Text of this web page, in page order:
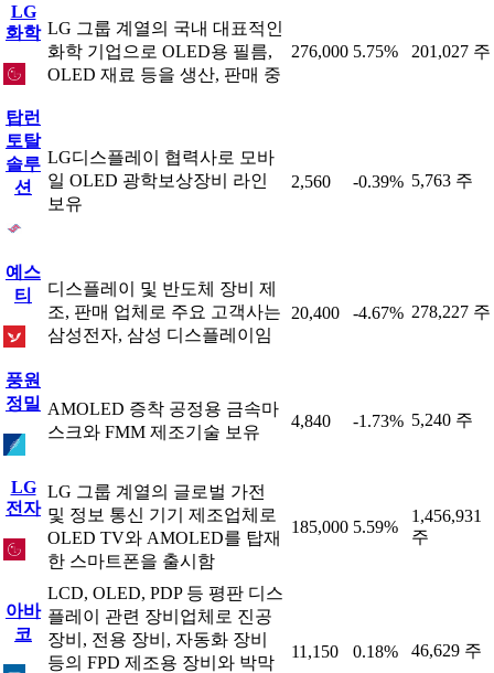
LG
화학 LG 그룹 계열의 국내 대표적인
화학 기업으로 OLED용 필름,
OLED 재료 등을 생산, 판매 중
276,000 5.75% 201,027 주
탑런
토탈
솔루
션
LG디스플레이 협력사로 모바
일 OLED 광학보상장비 라인
보유
2,560 -0.39% 5,763 주
예스
티
디스플레이 및 반도체 장비 제
조, 판매 업체로 주요 고객사는
삼성전자, 삼성 디스플레이임
20,400 -4.67% 278,227 주
풍원
정밀 AMOLED 증착 공정용 금속마
스크와 FMM 제조기술 보유
4,840 -1.73% 5,240 주
LG
전자
LG 그룹 계열의 글로벌 가전
및 정보 통신 기기 제조업체로
OLED TV와 AMOLED를 탑재
한 스마트폰을 출시함
185,000 5.59%
1,456,931
주
아바
코
LCD, OLED, PDP 등 평판 디스
플레이 관련 장비업체로 진공
장비, 전용 장비, 자동화 장비
등의 FPD 제조용 장비와 박막
11,150 0.18% 46,629 주